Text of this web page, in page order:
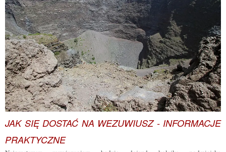
JAK SIĘ DOSTAĆ NA WEZUWIUSZ - INFORMACJE
PRAKTYCZNE